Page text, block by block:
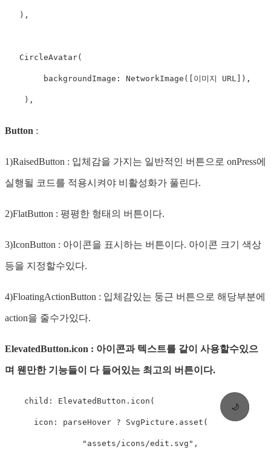
🌙
   ),
   CircleAvatar(
        backgroundImage: NetworkImage([이미지 URL]),
    ),
Button :
1)RaisedButton : 입체감을 가지는 일반적인 버튼으로 onPress에
실행될 코드를 적용시켜야 비활성화가 풀린다.
2)FlatButton : 평평한 형태의 버튼이다.
3)IconButton : 아이콘을 표시하는 버튼이다. 아이콘 크기 색상
등을 지정할수있다.
4)FloatingActionButton : 입체감있는 둥근 버튼으로 해당부분에
action을 줄수가있다.
ElevatedButton.icon : 아이콘과 텍스트를 같이 사용할수있으
며 웬만한 기능들이 다 들어있는 최고의 버튼이다.
    child: ElevatedButton.icon(
      icon: parseHover ? SvgPicture.asset(
                "assets/icons/edit.svg",